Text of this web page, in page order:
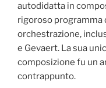
autodidatta in
rigoroso programma
orchestrazione,
e Gevaert. La sua
composizione fu un
contrappunto.